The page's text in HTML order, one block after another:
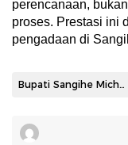
perencanaan,
proses. Prestasi ini
pengadaan di
Bupati Sangihe Michael Thungari